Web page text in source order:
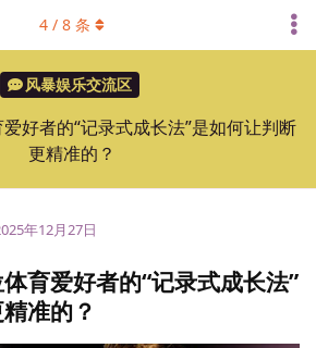
风暴娱乐交流区
好者的“记录式成长法”是如何让判断
更精准的？
4 / 8 条
年12月27日
育爱好者的“记录式成长法”
准的？